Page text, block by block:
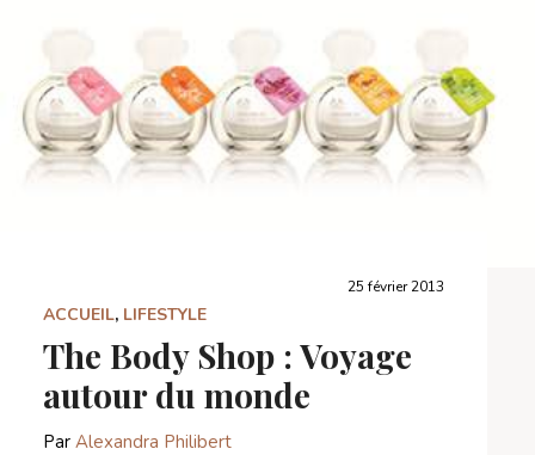
25 février 2013
ACCUEIL, LIFESTYLE
The Body Shop : Voyage
autour du monde
Par Alexandra Philibert